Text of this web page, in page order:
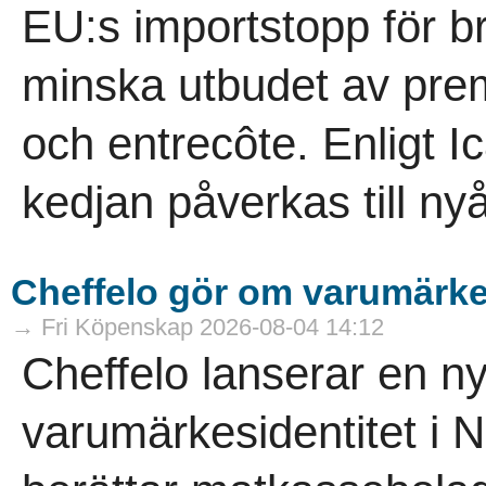
EU:s importstopp för
minska utbudet av
och entrecôte. Enligt
kedjan påverkas till
Cheffelo gör om
→ Fri Köpenskap 2026-08-04 14:12
Cheffelo lanserar en
varumärkesidentitet i